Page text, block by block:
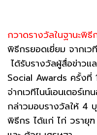
กวาดรางวัลในฐานะพิธี
พิธีกรยอดเยี่ยม จากเว
ได้รับรางวัลผู้สื่อข่าวแ
Social Awards ครั้งที่
จ่ากเวทีไนน์เอนเตอร์
กล่าวมอบรางวัลให้ 4
พิธีกร ได้แก่ ไก่ วรา